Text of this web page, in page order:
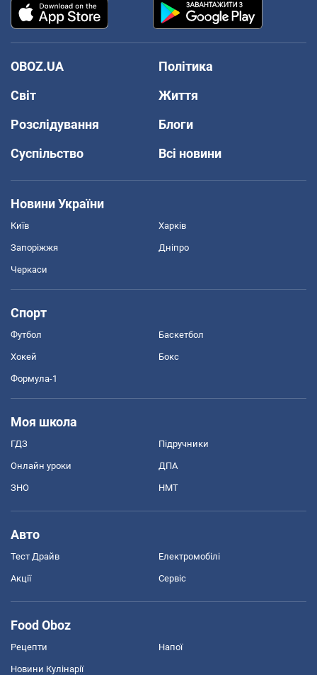
OBOZ.UA
Політика
Світ
Життя
Розслідування
Блоги
Суспільство
Всі новини
Новини України
Київ Харків
Запоріжжя Дніпро
Черкаси
Спорт
Футбол Баскетбол
Хокей Бокс
Формула-1
Моя школа
ГДЗ Підручники
Онлайн уроки ДПА
ЗНО НМТ
Авто
Тест Драйв Електромобілі
Акції Сервіс
Food Oboz
Рецепти Напої
Новини Кулінарії